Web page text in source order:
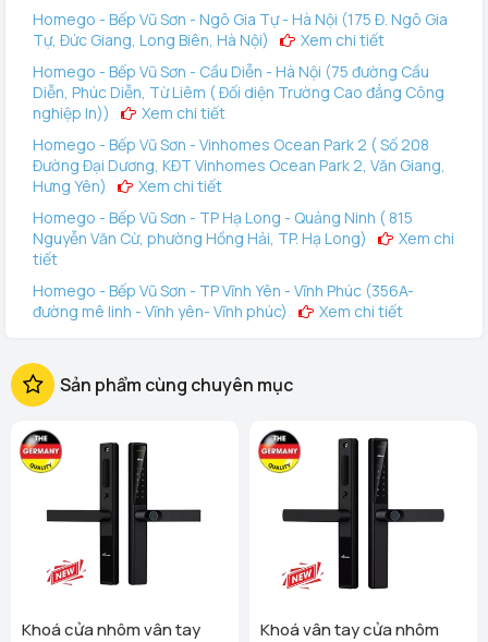
Homego - Bếp Vũ Sơn - Ngô Gia Tự - Hà Nội (175 Đ. Ngô Gia
Tự, Đức Giang, Long Biên, Hà Nội)
Xem chi tiết
Homego - Bếp Vũ Sơn - Cầu Diễn - Hà Nội (75 đường Cầu
Diễn, Phúc Diễn, Từ Liêm ( Đối diện Trường Cao đẳng Công
nghiệp In))
Xem chi tiết
Homego - Bếp Vũ Sơn - Vinhomes Ocean Park 2 ( Số 208
Đường Đại Dương, KĐT Vinhomes Ocean Park 2, Văn Giang,
Hưng Yên)
Xem chi tiết
Homego - Bếp Vũ Sơn - TP Hạ Long - Quảng Ninh ( 815
Nguyễn Văn Cừ, phường Hồng Hải, TP. Hạ Long)
Xem chi
tiết
Homego - Bếp Vũ Sơn - TP Vĩnh Yên - Vĩnh Phúc (356A-
đường mê linh - Vĩnh yên- Vĩnh phúc)
Xem chi tiết
- Vinhomes Ocean Park 3, Văn Giang, Hưng Yên)
chi tiết
Hiệu, Q Lê Chân. TP Hải Phòng)
Xem chi tiết
Homego - Bếp Vũ Sơn - Lê Thanh Nghị - TP Hải Dương (248
Ngô Quyền, Lê Thanh Nghị, Hải Phòng)
Xem chi tiết
Homego - Ngô Quyền - TP Hải Dương (189 Ngô Quyền, P.
Thanh Trung, Hải Dương)
Homego - Bếp Vũ Sơn - Tuyên Quang (Cổng Nhà Văn Hóa
TDP Thôn Tân Phúc, Thị Trấn Sơn Dương, Huyện Sơn
Sản phẩm cùng chuyên mục
Khoá cửa nhôm vân tay
Khoá vân tay cửa nhôm